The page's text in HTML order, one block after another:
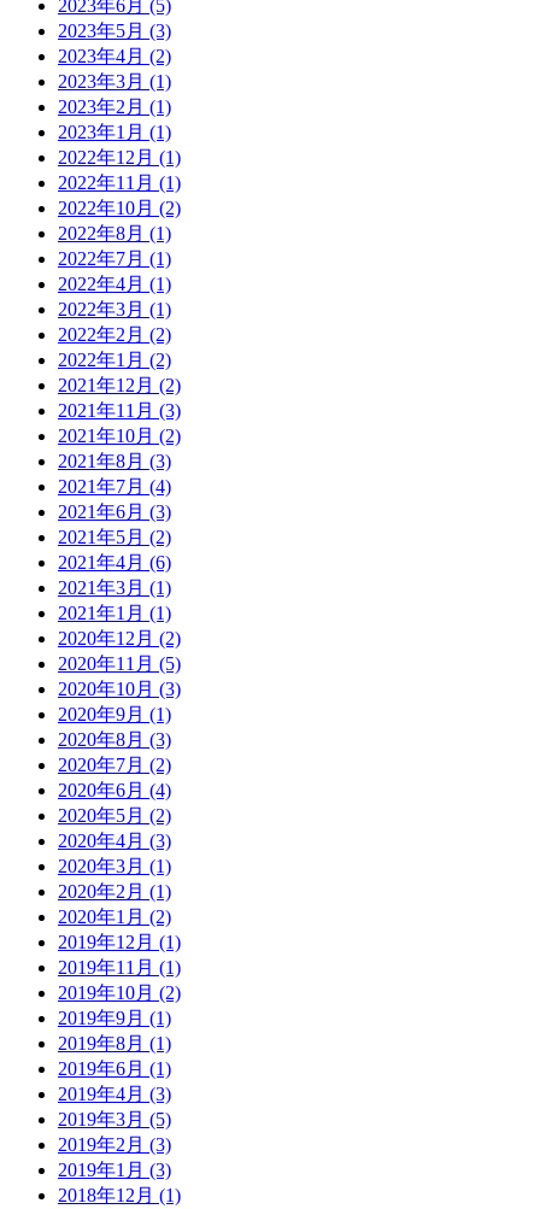
2023年6月 (5)
2023年5月 (3)
2023年4月 (2)
2023年3月 (1)
2023年2月 (1)
2023年1月 (1)
2022年12月 (1)
2022年11月 (1)
2022年10月 (2)
2022年8月 (1)
2022年7月 (1)
2022年4月 (1)
2022年3月 (1)
2022年2月 (2)
2022年1月 (2)
2021年12月 (2)
2021年11月 (3)
2021年10月 (2)
2021年8月 (3)
2021年7月 (4)
2021年6月 (3)
2021年5月 (2)
2021年4月 (6)
2021年3月 (1)
2021年1月 (1)
2020年12月 (2)
2020年11月 (5)
2020年10月 (3)
2020年9月 (1)
2020年8月 (3)
2020年7月 (2)
2020年6月 (4)
2020年5月 (2)
2020年4月 (3)
2020年3月 (1)
2020年2月 (1)
2020年1月 (2)
2019年12月 (1)
2019年11月 (1)
2019年10月 (2)
2019年9月 (1)
2019年8月 (1)
2019年6月 (1)
2019年4月 (3)
2019年3月 (5)
2019年2月 (3)
2019年1月 (3)
2018年12月 (1)